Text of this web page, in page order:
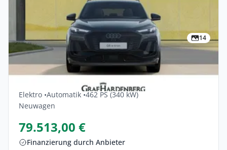
14
Privat & Gewerbe
Audi Q6-e-tron Quattro 5dr
Elektro •Automatik •462 PS (340 kW)
Neuwagen
79.513,00 €
Finanzierung durch Anbieter